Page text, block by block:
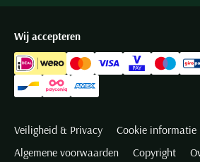
Wij accepteren
Veiligheid & Privacy Cookie informatie
Algemene voorwaarden
Copyright